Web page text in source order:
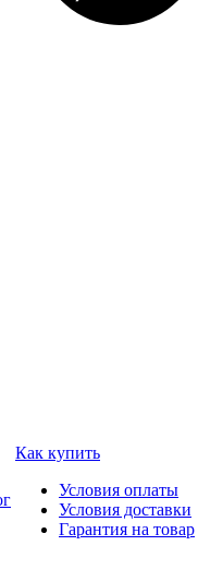
Как купить
Условия оплаты
Условия доставки
Гарантия на товар